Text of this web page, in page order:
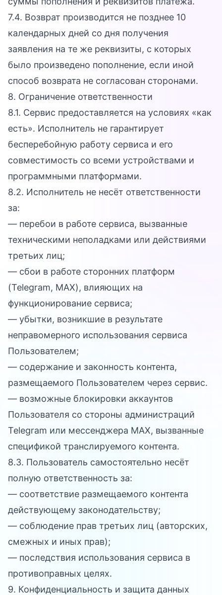
7.4. Возврат производится не позднее 10
календарных дней со дня получения
заявления на те же реквизиты, с которых
было произведено пополнение, если иной
способ возврата не согласован сторонами.
8. Ограничение ответственности
8.1. Сервис предоставляется на условиях «как
есть». Исполнитель не гарантирует
бесперебойную работу сервиса и его
совместимость со всеми устройствами и
программными платформами.
8.2. Исполнитель не несёт ответственности
за:
— перебои в работе сервиса, вызванные
техническими неполадками или действиями
третьих лиц;
— сбои в работе сторонних платформ
(Telegram, MAX), влияющих на
функционирование сервиса;
— убытки, возникшие в результате
неправомерного использования сервиса
Пользователем;
— содержание и законность контента,
размещаемого Пользователем через сервис.
— возможные блокировки аккаунтов
Пользователя со стороны администраций
Telegram или мессенджера MAX, вызванные
спецификой транслируемого контента.
8.3. Пользователь самостоятельно несёт
полную ответственность за:
— соответствие размещаемого контента
действующему законодательству;
— соблюдение прав третьих лиц (авторских,
смежных и иных прав);
— последствия использования сервиса в
противоправных целях.
9. Конфиденциальность и защита данных